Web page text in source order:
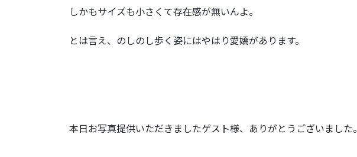
しかもサイズも小さくて存在感が無いんよ。
とは言え、のしのし歩く姿にはやはり愛嬌があります。
本日お写真提供いただきましたゲスト様、ありがとうございました。